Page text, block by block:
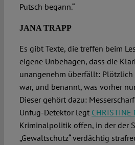
Putsch begann.“
JANA TRAPP
Es gibt Texte, die treffen beim
eigene Unbehagen, dass die
unangenehm überfällt:
war, und benannt, was vorher
Dieser gehört dazu:
Unfug-Detektor legt CHRISTINE
Kriminalpolitik offen, in der der
„Gewaltschutz“ verdächtig